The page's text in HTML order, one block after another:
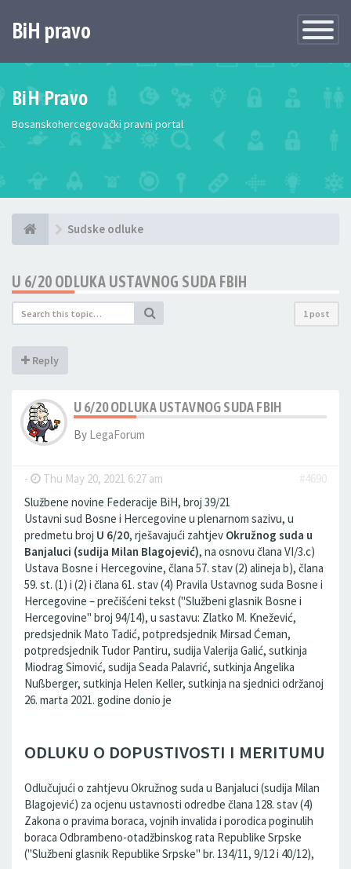
Toggle
BiH pravo
BiH Pravo
Bosanskohercegovački pravni portal
Sudske odluke
U 6/20 ODLUKA USTAVNOG SUDA FBIH
1 post
Reply
U 6/20 ODLUKA USTAVNOG SUDA FBIH
By LegaForum
- Thu May 20, 2021 6:27 am
#4690
Službene novine Federacije BiH, broj 39/21
Ustavni sud Bosne i Hercegovine u plenarnom sazivu, u
predmetu broj U 6/20, rješavajući zahtjev Okružnog suda u
Banjaluci (sudija Milan Blagojević), na osnovu člana VI/3.c)
Ustava Bosne i Hercegovine, člana 57. stav (2) alineja b), člana
59. st. (1) i (2) i člana 61. stav (4) Pravila Ustavnog suda Bosne i
Hercegovine – prečišćeni tekst ("Službeni glasnik Bosne i
Hercegovine" broj 94/14), u sastavu: Zlatko M. Knežević,
predsjednik Mato Tadić, potpredsjednik Mirsad Ćeman,
potpredsjednik Tudor Pantiru, sudija Valerija Galić, sutkinja
Miodrag Simović, sudija Seada Palavrić, sutkinja Angelika
Nußberger, sutkinja Helen Keller, sutkinja na sjednici održanoj
26. marta 2021. godine donio je
ODLUKU O DOPUSTIVOSTI I MERITUMU
Odlučujući o zahtjevu Okružnog suda u Banjaluci (sudija Milan
Blagojević) za ocjenu ustavnosti odredbe člana 128. stav (4)
Zakona o pravima boraca, vojnih invalida i porodica poginulih
boraca Odbrambeno-otadžbinskog rata Republike Srpske
("Službeni glasnik Republike Srpske" br. 134/11, 9/12 i 40/12),